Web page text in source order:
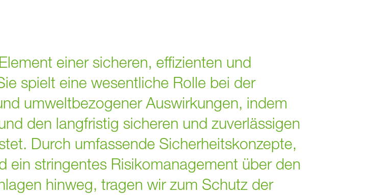
einer sicheren, effizienten und
spielt eine wesentliche Rolle bei der
umweltbezogener Auswirkungen, indem
den langfristig sicheren und zuverlässigen
Durch umfassende Sicherheitskonzepte,
ein stringentes Risikomanagement über den
hinweg, tragen wir zum Schutz der